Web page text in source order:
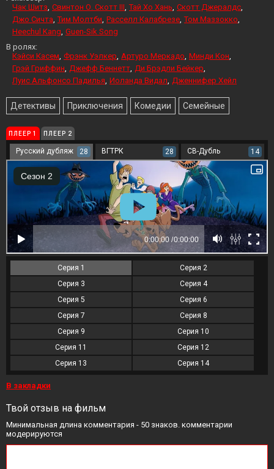
Чак Шитз Свинтон О. Скотт III Тай Хо Хань Скотт Джералдс
Джо Сичта Тим Молтби Расселл Калабрезе Том Маззокко
Heechul Kang Guen-Sik Song
В ролях:
Кэйси Касем Фрэнк Уэлкер Артуро Меркадо Минди Кон
Грэй Гриффин Джефф Беннетт Ди Брэдли Бейкер
Луис Альфонсо Падилья Иоланда Видал Дженнифер Хейл
Детективы Приключения Комедии Семейные
ПЛЕЕР 1 ПЛЕЕР 2
Русский дубляж 28 ВГТРК 28 СВ-Дубль 14
Серия 1
Серия 2
Серия 3
Серия 4
Серия 5
Серия 6
Серия 7
Серия 8
Серия 9
Серия 10
Серия 11
Серия 12
Серия 13
Серия 14
В закладки
Твой отзыв на фильм
Минимальная длина комментария - 50 знаков. комментарии
модерируются